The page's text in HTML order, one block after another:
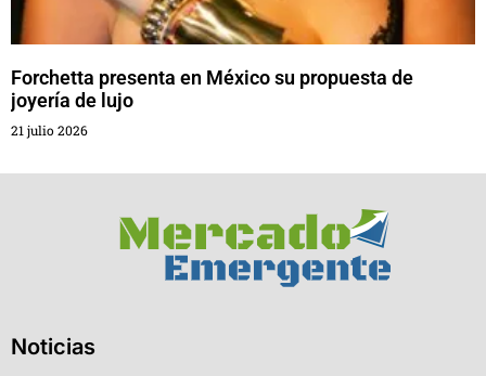
Forchetta presenta en México su propuesta de
joyería de lujo
21 julio 2026
Noticias